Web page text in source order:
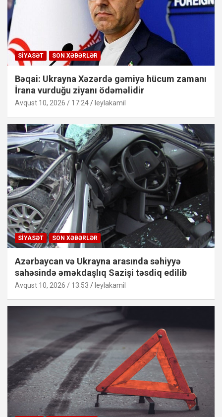
SIYASƏT SON XƏBƏRLƏR
Bəqai: Ukrayna Xəzərdə gəmiyə hücum zamanı
İrana vurduğu ziyanı ödəməlidir
Avqust 10, 2026 / 17:24 leylakamil
SIYASƏT SON XƏBƏRLƏR
Azərbaycan və Ukrayna arasında səhiyyə
sahəsində əməkdaşlıq Sazişi təsdiq edilib
Avqust 10, 2026 / 13:53 leylakamil